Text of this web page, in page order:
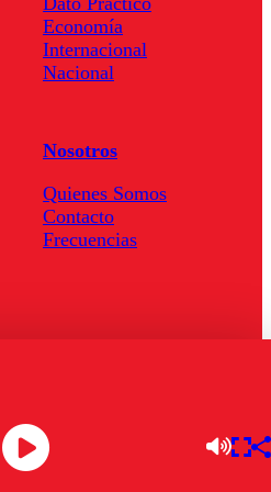
Economía
Internacional
Nacional
Nosotros
Quienes Somos
Contacto
Frecuencias